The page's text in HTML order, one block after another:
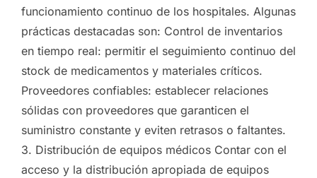
funcionamiento continuo de los hospitales. Algunas
prácticas destacadas son: Control de inventarios
en tiempo real: permitir el seguimiento continuo del
stock de medicamentos y materiales críticos.
Proveedores confiables: establecer relaciones
sólidas con proveedores que garanticen el
suministro constante y eviten retrasos o faltantes.
3. Distribución de equipos médicos Contar con el
acceso y la distribución apropiada de equipos